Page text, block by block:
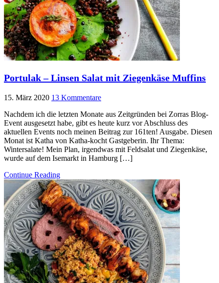
Portulak – Linsen Salat mit Ziegenkäse Muffins
15. März 2020 13 Kommentare
Nachdem ich die letzten Monate aus Zeitgründen bei Zorras Blog-
Event ausgesetzt habe, gibt es heute kurz vor Abschluss des
aktuellen Events noch meinen Beitrag zur 161ten! Ausgabe. Diesen
Monat ist Katha von Katha-kocht Gastgeberin. Ihr Thema:
Wintersalate! Mein Plan, irgendwas mit Feldsalat und Ziegenkäse,
wurde auf dem Isemarkt in Hamburg […]
Continue Reading